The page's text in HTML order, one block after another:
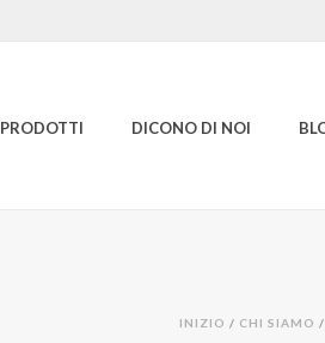
PRODOTTI DICONO DI NOI
INIZIO / CHI SIAMO /